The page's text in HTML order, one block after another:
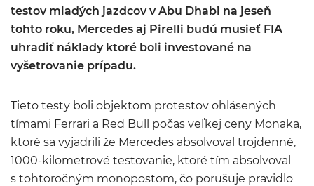
testov mladých jazdcov v Abu Dhabi na jeseň
tohto roku, Mercedes aj Pirelli budú musieť FIA
uhradiť náklady ktoré boli investované na
vyšetrovanie prípadu.
Tieto testy boli objektom protestov ohlásených
tímami Ferrari a Red Bull počas veľkej ceny Monaka,
ktoré sa vyjadrili že Mercedes absolvoval trojdenné,
1000-kilometrové testovanie, ktoré tím absolvoval
s tohtoročným monopostom, čo porušuje pravidlo